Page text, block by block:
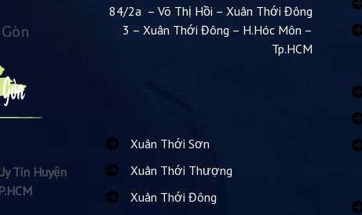
Tín Huyện
84/2a – Võ Thị Hồi – Xuân Thới Đông
3 – Xuân Thới Đông – H.Hóc Môn –
Tp.HCM
Xuân Thới Sơn
Xuân Thới Thượng
Xuân Thới Đông